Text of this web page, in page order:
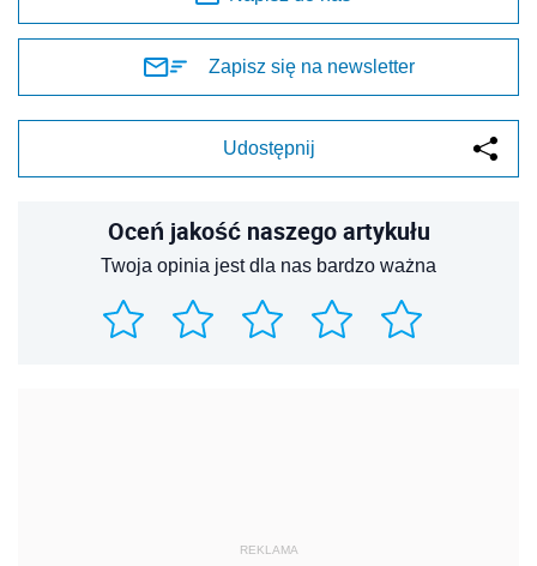
Zapisz się na newsletter
Udostępnij
Oceń jakość naszego artykułu
Twoja opinia jest dla nas bardzo ważna
REKLAMA